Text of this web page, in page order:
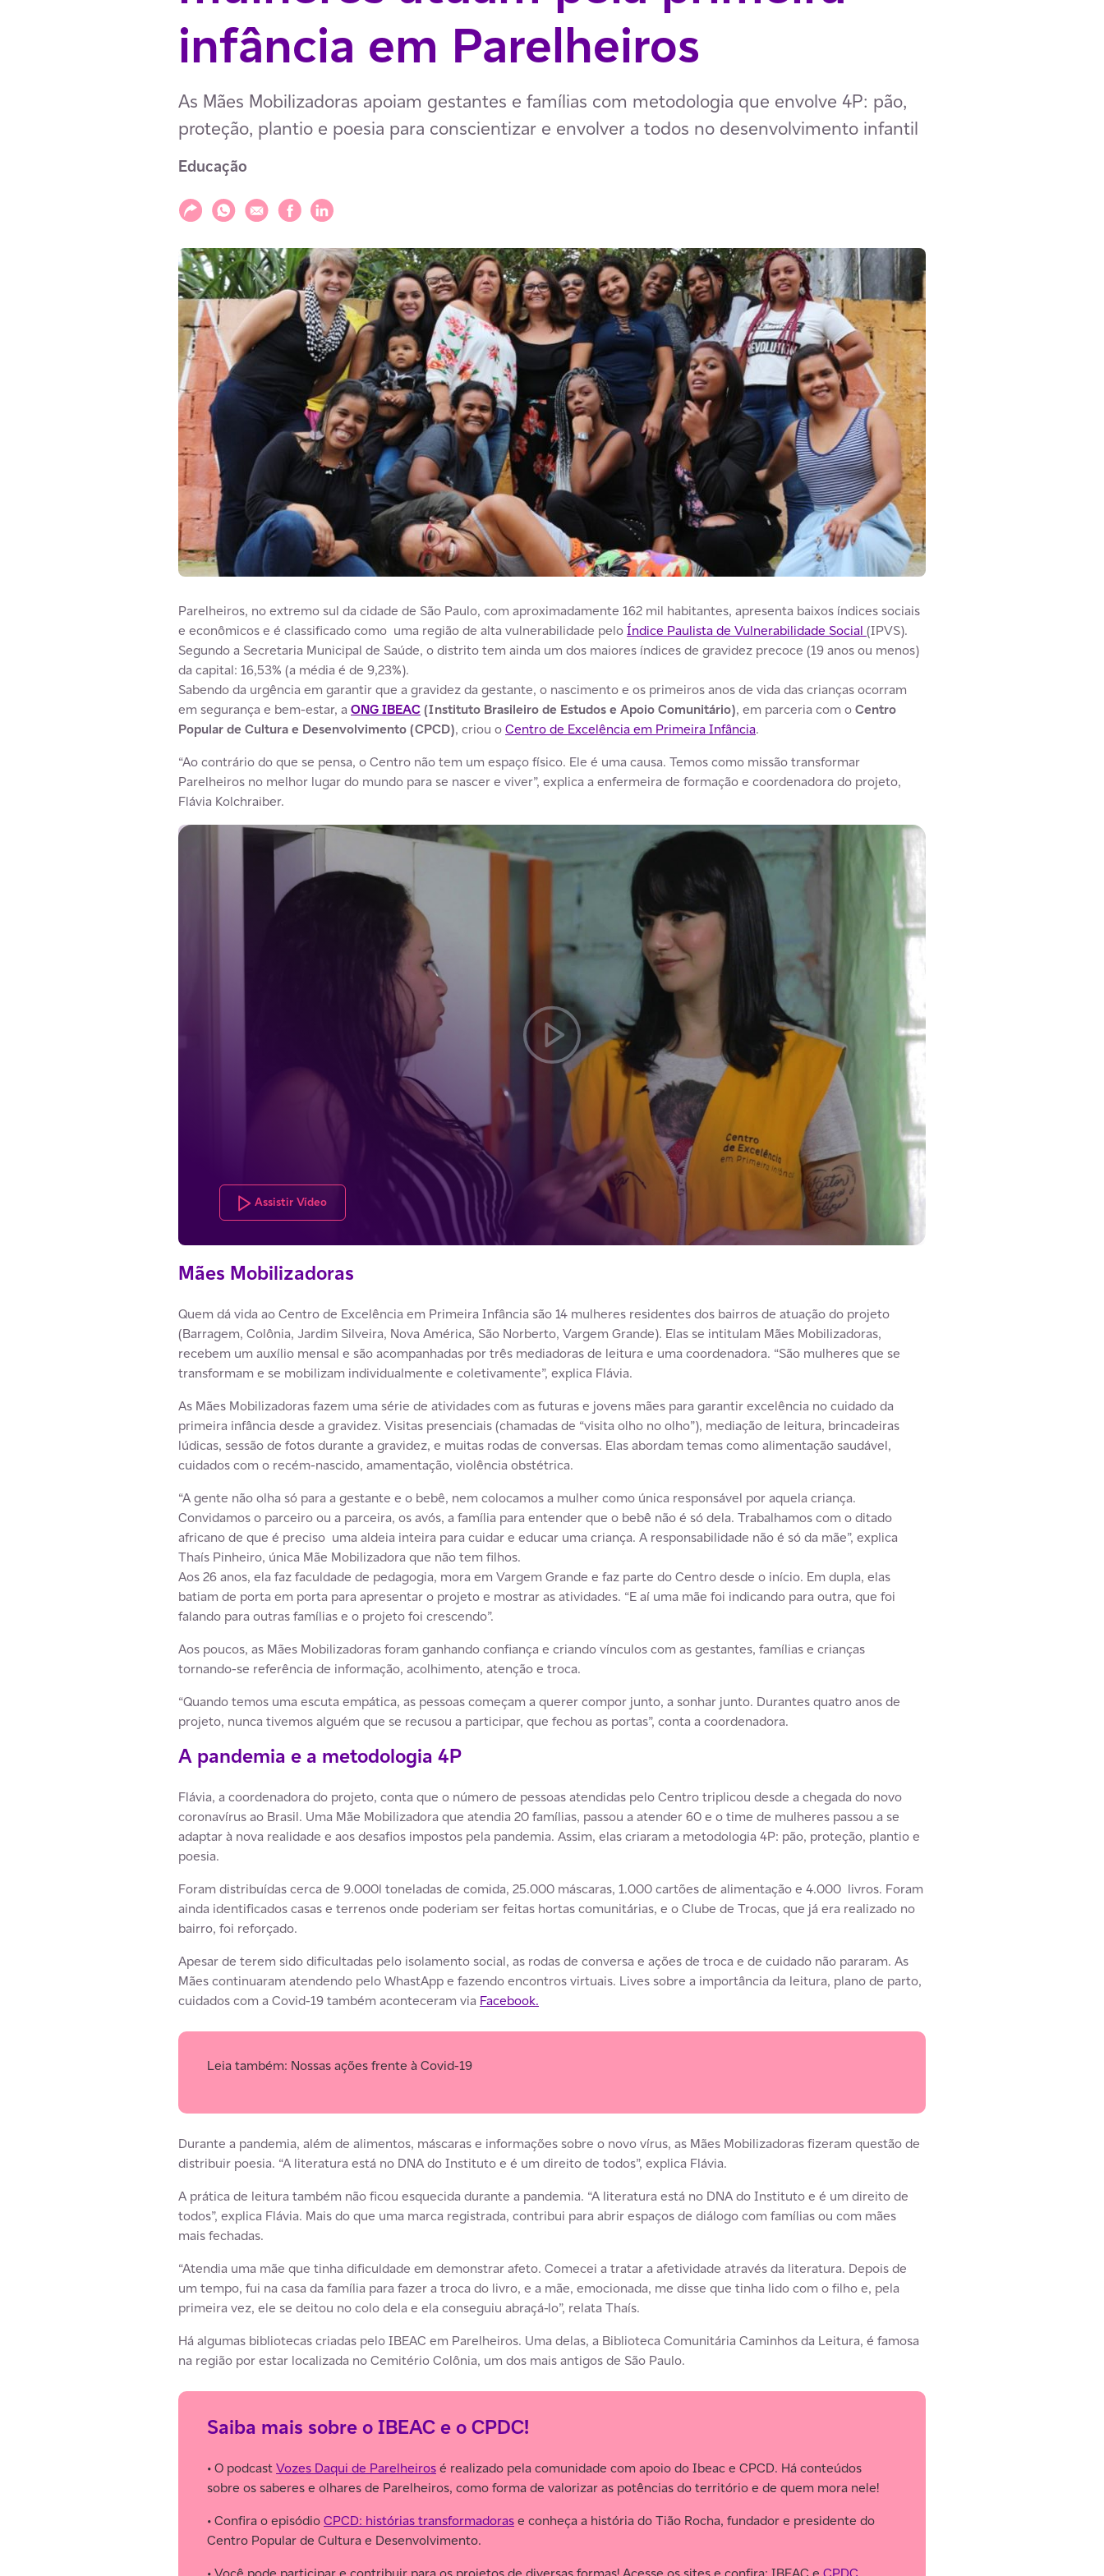
infância em Parelheiros
As Mães Mobilizadoras apoiam gestantes e famílias com metodologia que envolve 4P: pão,
proteção, plantio e poesia para conscientizar e envolver a todos no desenvolvimento infantil
Educação
Compartilhar
Compartilhar via WhatsApp
Compartilhar via E-mail
Compartilhar via Facebook
Compartilhar via LinkedIn
Parelheiros, no extremo sul da cidade de São Paulo, com aproximadamente 162 mil habitantes, apresenta baixos índices sociais
e econômicos e é classificado como uma região de alta vulnerabilidade peloÍndice Paulista de Vulnerabilidade Social (IPVS).
Segundo a Secretaria Municipal de Saúde, o distrito tem ainda um dos maiores índices de gravidez precoce (19 anos ou menos)
da capital: 16,53% (a média é de 9,23%).
Sabendo da urgência em garantir que a gravidez da gestante, o nascimento e os primeiros anos de vida das crianças ocorram
em segurança e bem-estar, a ONG IBEAC(Instituto Brasileiro de Estudos e Apoio Comunitário), em parceria com oCentro
Popular de Cultura e Desenvolvimento (CPCD), criou oCentro de Excelência em Primeira Infância.
“Ao contrário do que se pensa, o Centro não tem um espaço físico. Ele é uma causa. Temos como missão transformar
Parelheiros no melhor lugar do mundo para se nascer e viver”, explica a enfermeira de formação e coordenadora do projeto,
Flávia Kolchraiber.
Assistir Vídeo
Mães Mobilizadoras
Quem dá vida ao Centro de Excelência em Primeira Infância são 14 mulheres residentes dos bairros de atuação do projeto
(Barragem, Colônia, Jardim Silveira, Nova América, São Norberto, Vargem Grande). Elas se intitulam Mães Mobilizadoras,
recebem um auxílio mensal e são acompanhadas por três mediadoras de leitura e uma coordenadora. “São mulheres que se
transformam e se mobilizam individualmente e coletivamente”, explica Flávia.
As Mães Mobilizadoras fazem uma série de atividades com as futuras e jovens mães para garantir excelência no cuidado da
primeira infância desde a gravidez. Visitas presenciais (chamadas de “visita olho no olho”), mediação de leitura, brincadeiras
lúdicas, sessão de fotos durante a gravidez, e muitas rodas de conversas. Elas abordam temas como alimentação saudável,
cuidados com o recém-nascido, amamentação, violência obstétrica.
“A gente não olha só para a gestante e o bebê, nem colocamos a mulher como única responsável por aquela criança.
Convidamos o parceiro ou a parceira, os avós, a família para entender que o bebê não é só dela. Trabalhamos com o ditado
africano de que é preciso uma aldeia inteira para cuidar e educar uma criança. A responsabilidade não é só da mãe”, explica
Thaís Pinheiro, única Mãe Mobilizadora que não tem filhos.
Aos 26 anos, ela faz faculdade de pedagogia, mora em Vargem Grande e faz parte do Centro desde o início. Em dupla, elas
batiam de porta em porta para apresentar o projeto e mostrar as atividades. “E aí uma mãe foi indicando para outra, que foi
falando para outras famílias e o projeto foi crescendo”.
Aos poucos, as Mães Mobilizadoras foram ganhando confiança e criando vínculos com as gestantes, famílias e crianças
tornando-se referência de informação, acolhimento, atenção e troca.
“Quando temos uma escuta empática, as pessoas começam a querer compor junto, a sonhar junto. Durantes quatro anos de
projeto, nunca tivemos alguém que se recusou a participar, que fechou as portas”, conta a coordenadora.
A pandemia e a metodologia 4P
Flávia, a coordenadora do projeto, conta que o número de pessoas atendidas pelo Centro triplicou desde a chegada do novo
coronavírus ao Brasil. Uma Mãe Mobilizadora que atendia 20 famílias, passou a atender 60 e o time de mulheres passou a se
adaptar à nova realidade e aos desafios impostos pela pandemia. Assim, elas criaram a metodologia 4P: pão, proteção, plantio e
poesia.
Foram distribuídas cerca de 9.000l toneladas de comida, 25.000 máscaras, 1.000 cartões de alimentação e 4.000 livros. Foram
ainda identificados casas e terrenos onde poderiam ser feitas hortas comunitárias, e o Clube de Trocas, que já era realizado no
bairro, foi reforçado.
Apesar de terem sido dificultadas pelo isolamento social, as rodas de conversa e ações de troca e de cuidado não pararam. As
Mães continuaram atendendo pelo WhastApp e fazendo encontros virtuais. Lives sobre a importância da leitura, plano de parto,
cuidados com a Covid-19 também aconteceram via Facebook.
Leia também: Nossas ações frente à Covid-19
Durante a pandemia, além de alimentos, máscaras e informações sobre o novo vírus, as Mães Mobilizadoras fizeram questão de
distribuir poesia. “A literatura está no DNA do Instituto e é um direito de todos”, explica Flávia.
A prática de leitura também não ficou esquecida durante a pandemia. “A literatura está no DNA do Instituto e é um direito de
todos”, explica Flávia. Mais do que uma marca registrada, contribui para abrir espaços de diálogo com famílias ou com mães
mais fechadas.
“Atendia uma mãe que tinha dificuldade em demonstrar afeto. Comecei a tratar a afetividade através da literatura. Depois de
um tempo, fui na casa da família para fazer a troca do livro, e a mãe, emocionada, me disse que tinha lido com o filho e, pela
primeira vez, ele se deitou no colo dela e ela conseguiu abraçá-lo”, relata Thaís.
Há algumas bibliotecas criadas pelo IBEAC em Parelheiros. Uma delas, a Biblioteca Comunitária Caminhos da Leitura, é famosa
na região por estar localizada no Cemitério Colônia, um dos mais antigos de São Paulo.
Saiba mais sobre o IBEAC e o CPDC!
• O podcastVozes Daqui de Parelheirosé realizado pela comunidade com apoio do Ibeac e CPCD. Há conteúdos
sobre os saberes e olhares de Parelheiros, como forma de valorizar as potências do território e de quem mora nele!
• Confira o episódioCPCD: histórias transformadorase conheça a história do Tião Rocha, fundador e presidente do
Centro Popular de Cultura e Desenvolvimento.